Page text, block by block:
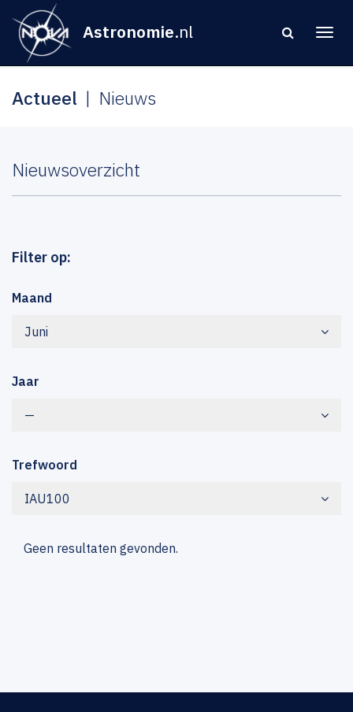
Astronomie.nl
Actueel Nieuws
Nieuwsoverzicht
Filter op:
Maand
Juni
Jaar
—
Trefwoord
IAU100
Geen resultaten gevonden.